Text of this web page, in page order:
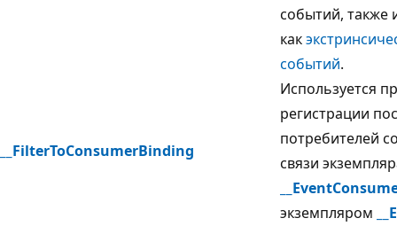
событий, также
как
событий.
__FilterToConsumerBinding
Используется
регистрации
потребителей
связи
экземпляром